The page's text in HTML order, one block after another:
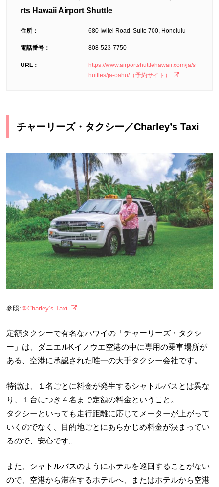
rts Hawaii Airport Shuttle
住所： 680 Iwilei Road, Suite 700, Honolulu
電話番号： 808-523-7750
URL：
https://www.airportshuttlehawaii.com/ja/s
huttles/ja-oahu/（予約サイト）
チャーリーズ・タクシー／Charley’s Taxi
参照:＠Charley’s Taxi
定額タクシーで有名なハワイの「チャーリーズ・タクシ
ー」は、ダニエルKイノウエ空港の中に専用の乗車場所が
ある、空港に承認された唯一の大手タクシー会社です。
特徴は、１名ごとに料金が発生するシャトルバスとは異な
り、１台につき４名まで定額の料金ということ。
タクシーといっても走行距離に応じてメーターが上がって
いくのでなく、目的地ごとにあらかじめ料金が決まってい
るので、安心です。
また、シャトルバスのようにホテルを巡回することがない
ので、空港から滞在するホテルへ、またはホテルから空港